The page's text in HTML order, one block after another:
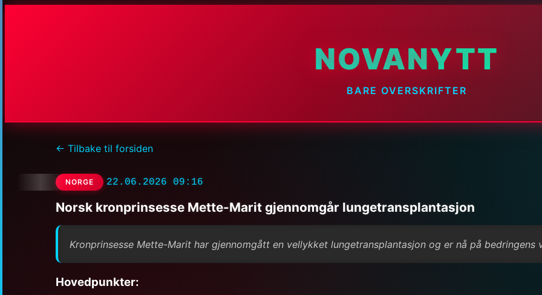
NOVANYTT
BARE OVERSKRIFTER
← Tilbake til forsiden
NORGE 22.06.2026 09:16
Norsk kronprinsesse Mette-Marit gjennomgår lungetransplantasjon
Kronprinsesse Mette-Marit har gjennomgått en vellykket lungetransplantasjon og er nå på bedringens
Hovedpunkter: